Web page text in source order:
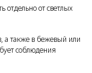
от светлых
а также в бежевый или
соблюдения